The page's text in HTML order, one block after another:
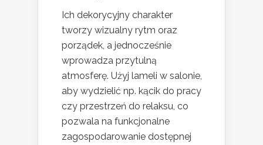
Ich dekorycyjny charakter
tworzy wizualny rytm oraz
porządek, a jednocześnie
wprowadza przytulną
atmosferę. Użyj lameli w salonie,
aby wydzielić np. kącik do pracy
czy przestrzeń do relaksu, co
pozwala na funkcjonalne
zagospodarowanie dostępnej